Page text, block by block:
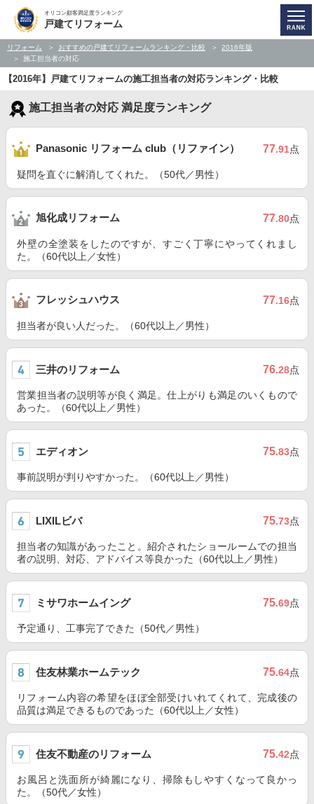
オリコン顧客満足度ランキング
戸建てリフォーム
リフォーム おすすめの戸建てリフォームランキング・比較
2016年版
施工担当者の対応
【2016年】戸建てリフォームの施工担当者の対応ランキング・比較
施工担当者の対応 満足度ランキング
Panasonic リフォーム club（リファイン） 77.91点
疑問を直ぐに解消してくれた。（50代／男性）
旭化成リフォーム 77.80点
外壁の全塗装をしたのですが、すごく丁寧にやってくれまし
た。（60代以上／女性）
フレッシュハウス 77.16点
担当者が良い人だった。（60代以上／男性）
三井のリフォーム 76.28点
営業担当者の説明等が良く満足。仕上がりも満足のいくもので
あった。（60代以上／男性）
エディオン 75.83点
事前説明が判りやすかった。（60代以上／男性）
LIXILビバ 75.73点
担当者の知識があったこと。紹介されたショールームでの担当
者の説明、対応、アドバイス等良かった（60代以上／男性）
ミサワホームイング 75.69点
予定通り、工事完了できた（50代／男性）
住友林業ホームテック 75.64点
リフォーム内容の希望をほぼ全部受けいれてくれて、完成後の
品質は満足できるものであった（60代以上／女性）
住友不動産のリフォーム 75.42点
お風呂と洗面所が綺麗になり、掃除もしやすくなって良かっ
た。（50代／女性）